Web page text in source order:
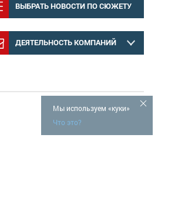
ВЫБРАТЬ НОВОСТИ ПО СЮЖЕТУ
ДЕЯТЕЛЬНОСТЬ КОМПАНИЙ
Мы используем «куки»
Что это?